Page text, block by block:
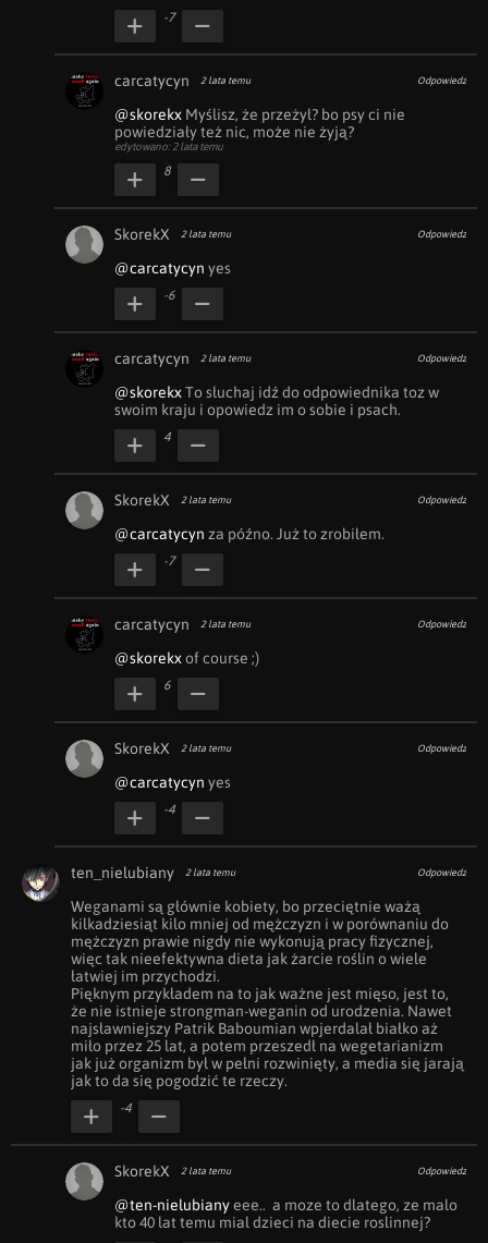
-7
carcatycyn 2 lata temu Odpowiedz
@skorekx Myślisz, że przeżył? bo psy ci nie
powiedziały też nic, może nie żyją?
edytowano: 2 lata temu
8
SkorekX 2 lata temu Odpowiedz
@carcatycyn yes
-6
carcatycyn 2 lata temu Odpowiedz
@skorekx To słuchaj idź do odpowiednika toz w
swoim kraju i opowiedz im o sobie i psach.
4
SkorekX 2 lata temu Odpowiedz
@carcatycyn za późno. Już to zrobiłem.
-7
carcatycyn 2 lata temu Odpowiedz
@skorekx of course ;)
6
SkorekX 2 lata temu Odpowiedz
@carcatycyn yes
-4
ten_nielubiany 2 lata temu Odpowiedz
Weganami są głównie kobiety, bo przeciętnie ważą
kilkadziesiąt kilo mniej od mężczyzn i w porównaniu do
mężczyzn prawie nigdy nie wykonują pracy fizycznej,
więc tak nieefektywna dieta jak żarcie roślin o wiele
łatwiej im przychodzi.
Pięknym przykładem na to jak ważne jest mięso, jest to,
że nie istnieje strongman-weganin od urodzenia. Nawet
najsławniejszy Patrik Baboumian wpjerdalał białko aż
miło przez 25 lat, a potem przeszedł na wegetarianizm
jak już organizm był w pełni rozwinięty, a media się jarają
jak to da się pogodzić te rzeczy.
-4
SkorekX 2 lata temu Odpowiedz
@ten-nielubiany eee..  a moze to dlatego, ze malo
kto 40 lat temu mial dzieci na diecie roslinnej?